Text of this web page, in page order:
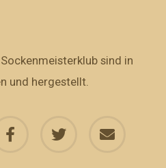
sind in
und hergestellt.